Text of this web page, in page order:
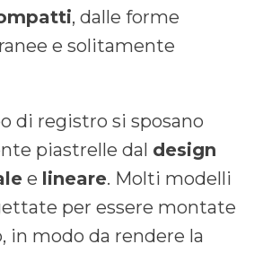
, dalle forme
e solitamente
di registro si sposano
piastrelle dal design
e lineare. Molti modelli
per essere montate
in modo da rendere la